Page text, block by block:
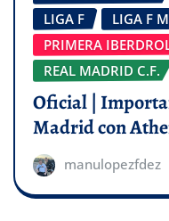
LIGA F
LIGA F
PRIMERA
REAL MADRID C.F.
Oficial |
Madrid con
manulopezfdez